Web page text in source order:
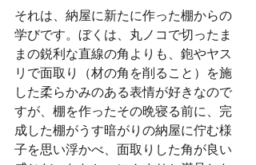
それは、納屋に新たに作った棚からの
学びです。ぼくは、丸ノコで切ったま
まの鋭利な直線の角よりも、鉋やヤス
リで面取り（材の角を削ること）を施
した柔らかみのある表情が好きなので
すが、棚を作ったその晩寝る前に、完
成した棚がうす暗がりの納屋に佇む様
子を思い浮かべ、面取りした角が良い